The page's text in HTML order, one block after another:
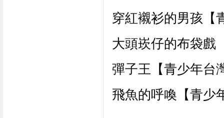
穿紅襯衫的男孩【
大頭崁仔的布袋戲
彈子王【青少年台
飛魚的呼喚【青少